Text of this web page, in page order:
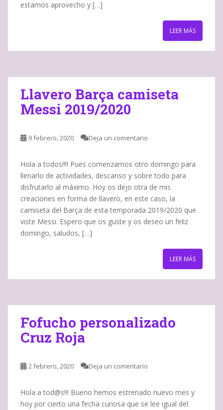
estamos aprovecho y […]
LEER MÁS
Llavero Barça camiseta
Messi 2019/2020
9 febrero, 2020 Deja un comentario
Hola a todos!!!! Pues comenzamos otro domingo para
llenarlo de actividades, descanso y sobre todo para
disfrutarlo al máximo. Hoy os dejo otra de mis
creaciones en forma de llavero, en este caso, la
camiseta del Barça de esta temporada 2019/2020 que
viste Messi. Espero que os guste y os deseo un feliz
domingo, saludos, […]
LEER MÁS
Fofucho personalizado
Cruz Roja
2 febrero, 2020 Deja un comentario
Hola a tod@s!!! Bueno hemos estrenado nuevo mes y
hoy por cierto una fecha curiosa que se lee igual del